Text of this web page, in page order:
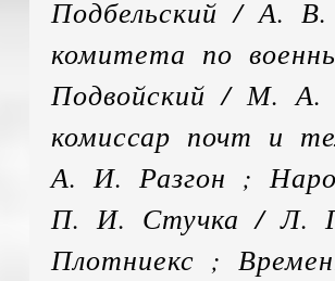
Подбельский / А.
комитета по
Подвойский / М. А.
комиссар почт и
А. И. Разгон ;
П. И. Стучка / Л.
Плотниекс ;